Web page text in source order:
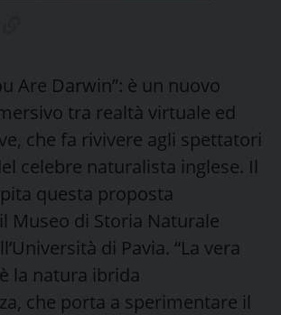
Are Darwin”: è un nuovo
tra realtà virtuale ed
che fa rivivere agli spettatori
celebre naturalista inglese. Il
questa proposta
Museo di Storia Naturale
di Pavia. “La vera
la natura ibrida
che porta a sperimentare il